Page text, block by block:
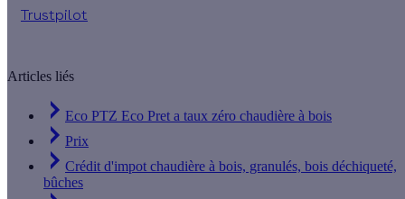
Trustpilot
Articles liés
Eco PTZ Eco Pret a taux zéro chaudière à bois
Prix
Crédit d'impot chaudière à bois, granulés, bois déchiqueté,
bûches